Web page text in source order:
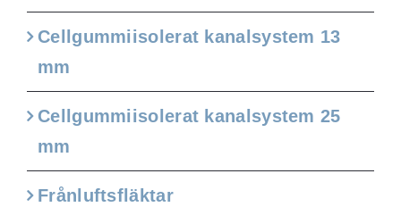
Cellgummiisolerat kanalsystem 13
mm
Cellgummiisolerat kanalsystem 25
mm
Frånluftsfläktar